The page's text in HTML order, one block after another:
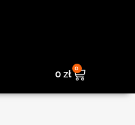
0zł 0